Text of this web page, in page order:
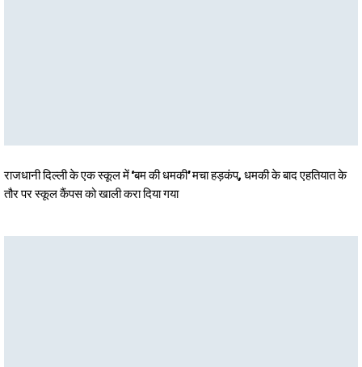
राजधानी दिल्ली के एक स्कूल में ‘बम की धमकी’ मचा हड़कंप, धमकी के बाद एहतियात के
तौर पर स्कूल कैंपस को खाली करा दिया गया